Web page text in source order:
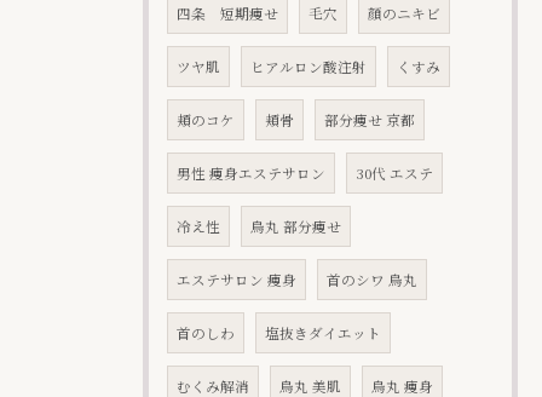
四条 短期痩せ 毛穴 顔のニキビ
ツヤ肌 ヒアルロン酸注射 くすみ
頬のコケ 頬骨 部分痩せ 京都
男性 痩身エステサロン 30代 エステ
冷え性 烏丸 部分痩せ
エステサロン 痩身 首のシワ 烏丸
首のしわ 塩抜きダイエット
むくみ解消 烏丸 美肌 烏丸 痩身